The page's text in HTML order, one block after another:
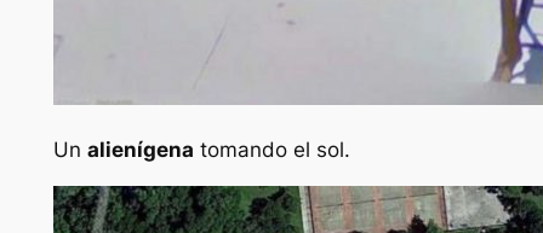
Un alienígena tomando el sol.